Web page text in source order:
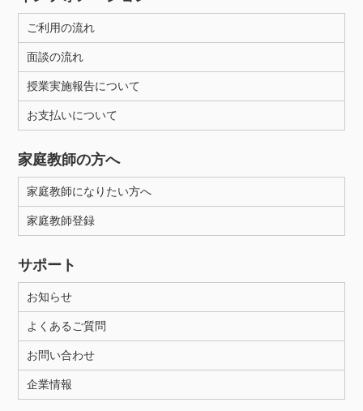
ご利用の流れ
面談の流れ
授業実施報告について
お支払いについて
家庭教師の方へ
家庭教師になりたい方へ
家庭教師登録
サポート
お知らせ
よくあるご質問
お問い合わせ
企業情報